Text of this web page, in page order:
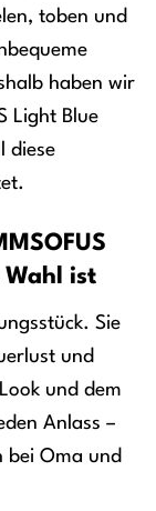
toben und
haben wir
Light Blue
diese
Wahl ist
Sie
und
und dem
Anlass –
bei Oma und